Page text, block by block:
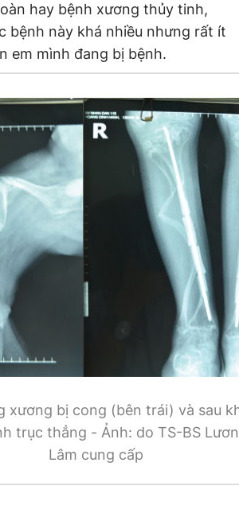
0908 780 404
cáo RSS Tòa soạn Chính sách bảo
Ngọc Toàn
trực: Hải Thành
Hiếu Dũng
Việt Hưng
Đức Trung
110/GP - BTTTT cấp ngày 24.3.2020
thuộc về Báo Thanh Niên. Cấm sao
nếu không có sự chấp thuận bằng văn
Technologies, JSC.
hay bệnh xương thủy tinh,
bệnh này khá nhiều nhưng rất ít
em mình đang bị bệnh.
xương bị cong (bên trái) và sau
trục thẳng - Ảnh: do TS-BS
Lâm cung cấp